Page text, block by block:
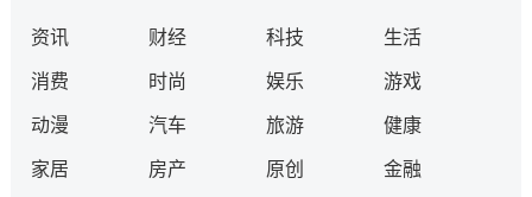
资讯 财经 科技 生活
消费 时尚 娱乐 游戏
动漫 汽车 旅游 健康
家居 房产 原创 金融